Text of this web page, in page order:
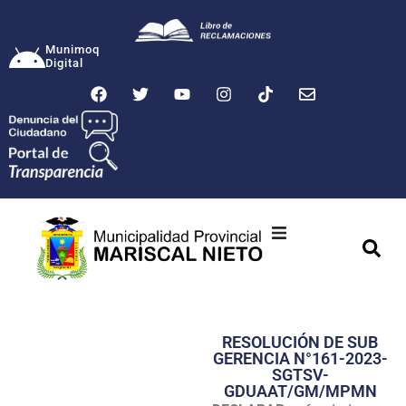
Munimoq
Digital
Transparencia
Seguridad
RESOLUCIÓN DE SUB
GERENCIA N°161-2023-
SGTSV-
GDUAAT/GM/MPMN